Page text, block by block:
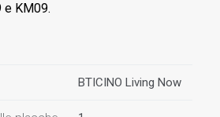
e KM09.
BTICINO Living Now